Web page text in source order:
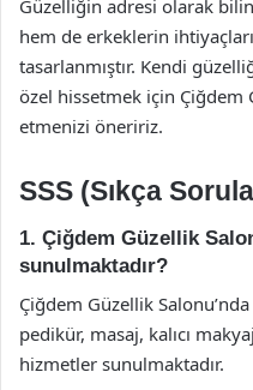
Güzelliğin adresi olarak
hem de erkeklerin
tasarlanmıştır. Kendi
özel hissetmek için Çiğdem
etmenizi öneririz.
SSS (Sıkça
1. Çiğdem Güzellik
sunulmaktadır?
Çiğdem Güzellik
pedikür, masaj, kalıcı
hizmetler sunulmaktadır.